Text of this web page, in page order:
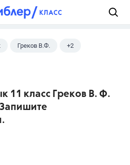
Греков В.Ф. +2
11 класс Греков В. Ф.